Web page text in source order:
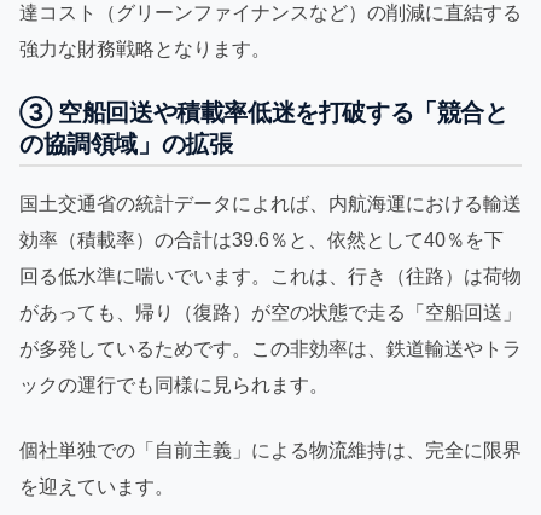
達コスト（グリーンファイナンスなど）の削減に直結する
強力な財務戦略となります。
③ 空船回送や積載率低迷を打破する「競合と
の協調領域」の拡張
国土交通省の統計データによれば、内航海運における輸送
効率（積載率）の合計は39.6％と、依然として40％を下
回る低水準に喘いでいます。これは、行き（往路）は荷物
があっても、帰り（復路）が空の状態で走る「空船回送」
が多発しているためです。この非効率は、鉄道輸送やトラ
ックの運行でも同様に見られます。
個社単独での「自前主義」による物流維持は、完全に限界
を迎えています。